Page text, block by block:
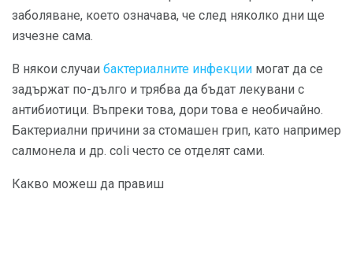
заболяване, което означава, че след няколко дни ще
изчезне сама.
В някои случаи бактериалните инфекции могат да се
задържат по-дълго и трябва да бъдат лекувани с
антибиотици. Въпреки това, дори това е необичайно.
Бактериални причини за стомашен грип, като например
салмонела и др. coli често се отделят сами.
Какво можеш да правиш